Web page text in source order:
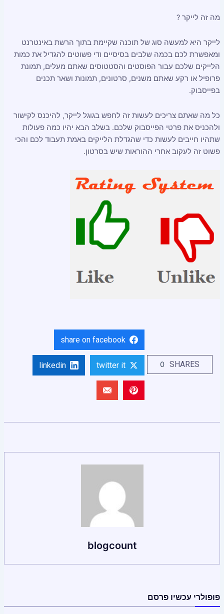
מה זה לייקר ?
לייקר היא למעשה סוג של תוכנה שקיימת בתוך הרשת באינטרנט
ומאפשרת לכם בכמה שלבים בסיסיים ודי פשוטים להגדיל את כמות
הלייקים שלכם עבור הפוסטים והסטטוסים שאתם מעלים, תמונת
פרופיל או רקע שאתם משנים, סרטונים, תמונות ושאר תכנים
בפייסבוק.
כל מה שאתם צריכים לעשות זה לחפש בגוגל לייקר, להיכנס לקישור
ולהכניס את פרטי הפייסבוק שלכם. בשלב הבא יהיו כמה פעולות
שתהיו חייבים לעשות כדי שהגדלת הלייקים באמת תעבוד לכם והכי
פשוט זה לעקוב אחרי ההוראות שיש בסרטון.
0 SHARES
share on facebook
twitter it
linkedin
blogcount
פופולרי עכשיו פרסם